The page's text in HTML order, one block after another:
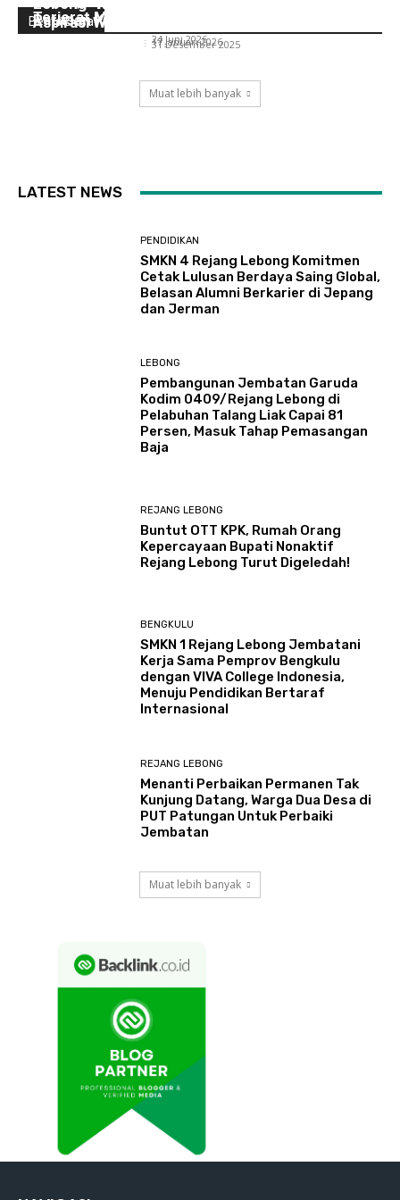
Berita Desa
Terjerat Masalah Hukum
- 24 Juni 2026
Ratusan Kades Gigit Jari?
- 17 Januari 2026
Lebong “Rizal Tahsin” Akan Perjuangkan
Aspirasi Warga Desa Air Meles Bawah
- 31 Desember 2025
Muat lebih banyak
LATEST NEWS
PENDIDIKAN
SMKN 4 Rejang Lebong Komitmen
Cetak Lulusan Berdaya Saing Global,
Belasan Alumni Berkarier di Jepang
dan Jerman
LEBONG
Pembangunan Jembatan Garuda
Kodim 0409/Rejang Lebong di
Pelabuhan Talang Liak Capai 81
Persen, Masuk Tahap Pemasangan
Baja
REJANG LEBONG
Buntut OTT KPK, Rumah Orang
Kepercayaan Bupati Nonaktif
Rejang Lebong Turut Digeledah!
BENGKULU
SMKN 1 Rejang Lebong Jembatani
Kerja Sama Pemprov Bengkulu
dengan VIVA College Indonesia,
Menuju Pendidikan Bertaraf
Internasional
REJANG LEBONG
Menanti Perbaikan Permanen Tak
Kunjung Datang, Warga Dua Desa di
PUT Patungan Untuk Perbaiki
Jembatan
Muat lebih banyak